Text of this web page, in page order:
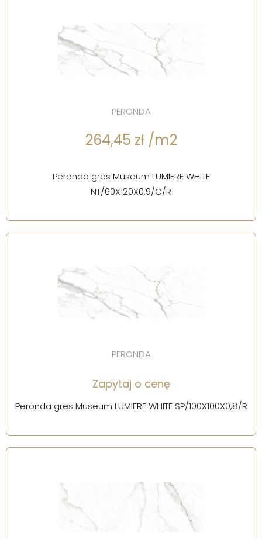
PERONDA
264,45 zł /m2
Peronda gres Museum LUMIERE WHITE
NT/60X120X0,9/C/R
PERONDA
Zapytaj o cenę
Peronda gres Museum LUMIERE WHITE SP/100X100X0,8/R